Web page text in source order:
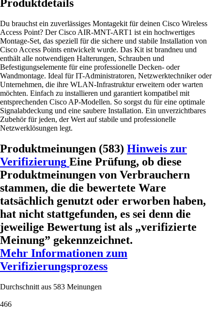
Produktdetails
Du brauchst ein zuverlässiges Montagekit für deinen Cisco Wireless
Access Point? Der Cisco AIR-MNT-ART1 ist ein hochwertiges
Montage-Set, das speziell für die sichere und stabile Installation von
Cisco Access Points entwickelt wurde. Das Kit ist brandneu und
enthält alle notwendigen Halterungen, Schrauben und
Befestigungselemente für eine professionelle Decken- oder
Wandmontage. Ideal für IT-Administratoren, Netzwerktechniker oder
Unternehmen, die ihre WLAN-Infrastruktur erweitern oder warten
möchten. Einfach zu installieren und garantiert kompatibel mit
entsprechenden Cisco AP-Modellen. So sorgst du für eine optimale
Signalabdeckung und eine saubere Installation. Ein unverzichtbares
Zubehör für jeden, der Wert auf stabile und professionelle
Netzwerklösungen legt.
Produktmeinungen (583) Hinweis zur
Verifizierung Eine Prüfung, ob diese
Produktmeinungen von Verbrauchern
stammen, die die bewertete Ware
tatsächlich genutzt oder erworben haben,
hat nicht stattgefunden, es sei denn die
jeweilige Bewertung ist als „verifizierte
Meinung” gekennzeichnet.
Mehr Informationen zum
Verifizierungsprozess
Durchschnitt aus 583 Meinungen
466